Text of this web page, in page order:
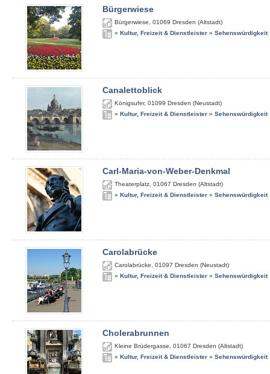
Bürgerwiese
Bürgerwiese 01069 Dresden (Altstadt)
» Kultur, Freizeit & Dienstleister » Sehenswürdigkeit
Canalettoblick
Königsufer, 01099 Dresden (Neustadt)
» Kultur, Freizeit & Dienstleister » Sehenswürdigkeit
Carl-Maria-von-Weber-Denkmal
Theaterplatz 01067 Dresden (Altstadt)
» Kultur, Freizeit & Dienstleister » Sehenswürdigkeit
Carolabrücke
Carolabrücke 01097 Dresden (Neustadt)
» Kultur, Freizeit & Dienstleister » Sehenswürdigkeit
Cholerabrunnen
Kleine Brüdergasse 01067 Dresden (Altstadt)
» Kultur, Freizeit & Dienstleister » Sehenswürdigkeit